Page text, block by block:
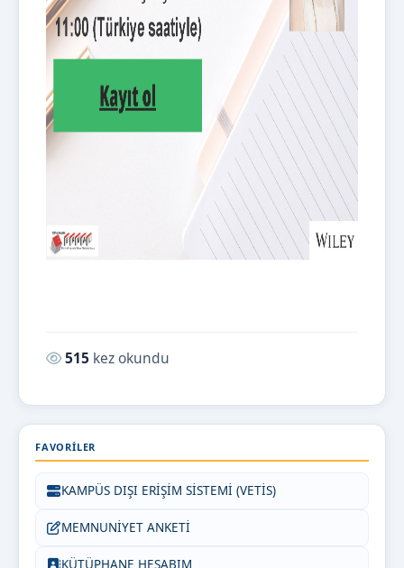
Okunma sayısı:
515 kez okundu
FAVORILER
KAMPÜS DIŞI ERİŞİM SİSTEMİ (VETİS)
MEMNUNİYET ANKETİ
KÜTÜPHANE HESABIM